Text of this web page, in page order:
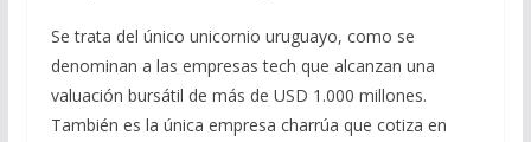
Se trata del único unicornio uruguayo, como se
denominan a las empresas tech que alcanzan una
valuación bursátil de más de USD 1.000 millones.
También es la única empresa charrúa que cotiza en